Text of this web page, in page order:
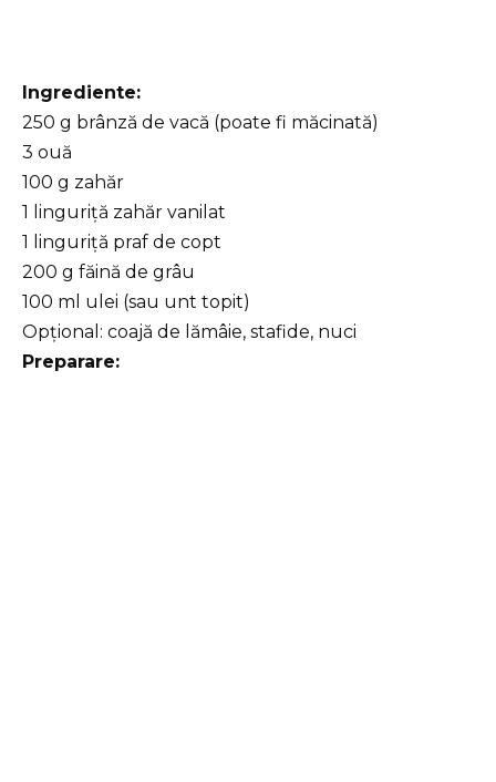
Ingrediente:
250 g brânză de vacă (poate fi măcinată)
3 ouă
100 g zahăr
1 linguriță zahăr vanilat
1 linguriță praf de copt
200 g făină de grâu
100 ml ulei (sau unt topit)
Opțional: coajă de lămâie, stafide, nuci
Preparare: